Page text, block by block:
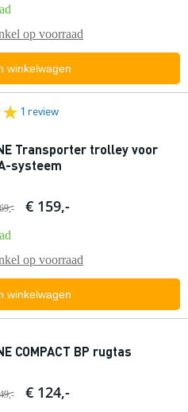
op voorraad
winkelwagen
1 review
Transporter trolley voor
systeem
€ 159,-
op voorraad
winkelwagen
COMPACT BP rugtas
€ 124,-